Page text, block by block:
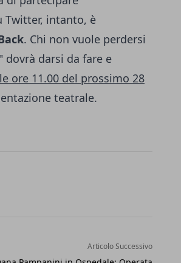
Twitter, intanto, è
. Chi non vuole perdersi
darsi da fare e
ore 11.00 del prossimo 28
teatrale.
Articolo Successivo